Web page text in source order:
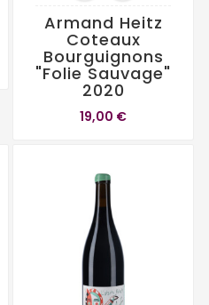
Armand Heitz
Coteaux
Bourguignons
"Folie Sauvage"
2020
19,00 €